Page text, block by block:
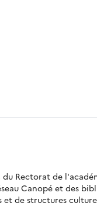
Rectorat de
Canopé et des
de structures